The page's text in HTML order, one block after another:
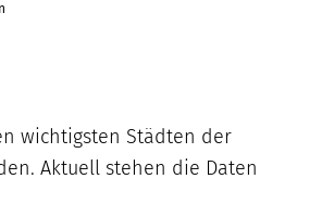
wichtigsten Städten der
Aktuell stehen die Daten